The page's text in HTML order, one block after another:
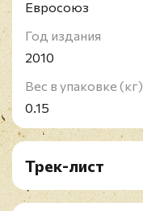
Евросоюз
Год издания
2010
Вес в упаковке (кг)
0.15
Трек-лист
1. Your Betrayal
2. Fever